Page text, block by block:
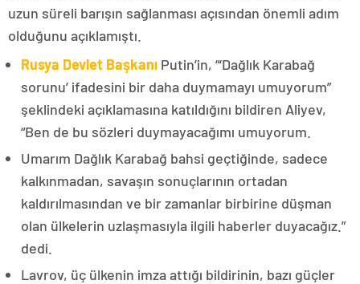
uzun süreli barışın sağlanması açısından önemli adım
olduğunu açıklamıştı.
Rusya Devlet Başkanı Putin’in, “‘Dağlık Karabağ
sorunu’ ifadesini bir daha duymamayı umuyorum”
şeklindeki açıklamasına katıldığını bildiren Aliyev,
“Ben de bu sözleri duymayacağımı umuyorum.
Umarım Dağlık Karabağ bahsi geçtiğinde, sadece
kalkınmadan, savaşın sonuçlarının ortadan
kaldırılmasından ve bir zamanlar birbirine düşman
olan ülkelerin uzlaşmasıyla ilgili haberler duyacağız.”
dedi.
Lavrov, üç ülkenin imza attığı bildirinin, bazı güçler